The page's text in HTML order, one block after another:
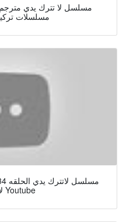
مسلسلات
لاتترك يدي 34 Youtube